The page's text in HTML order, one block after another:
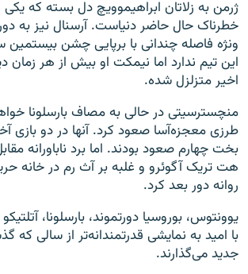
ژرمن به زلاتان ابراهیموویچ دل بسته که یکی
خطرناک حال حاضر دنیاست. آرسنال نیز به
ونژه فاصله چندانی با برپایی چشن بیستمین
این تیم ندارد اما نیمکت او بیش از هر
اخیر متزلزل شده.
منچسترسیتی در حالی به مصاف بارسلونا
طرزی معجزه‌آسا صعود کرد. آنها در دو بازی
بخت چهارم صعود بودند. اما برد ناباورانه
هت تریک آگوئرو و غلبه بر آث رم در خانه
روانه دور بعد کرد.
یوونتوس، بوروسیا دورتموند، بارسلونا،
با امید به نمایشی قدرتمندانه‌تر از سالی که
جدید می‌گذارند.